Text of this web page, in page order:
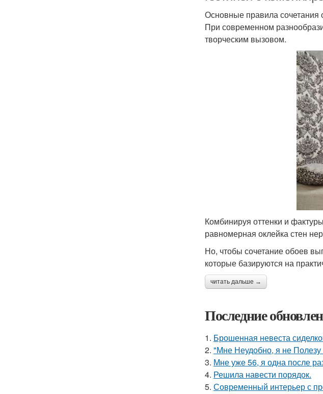
Основные правила сочетания
При современном
творческим вызовом.
Комбинируя оттенки и
равномерная оклейка стен
Но, чтобы сочетание обоев
которые базируются на
читать дальше →
Последние
1. Брошенная невеста
2. "Мне Неудобно, я не
3. Мне уже 56, я одна после
4. Решила навести порядок.
5. Современный интерьер с